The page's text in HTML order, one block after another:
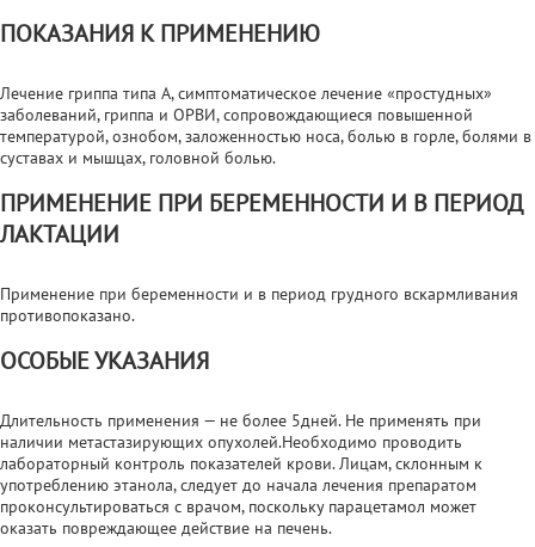
ПОКАЗАНИЯ К ПРИМЕНЕНИЮ
Лечение гриппа типа А, симптоматическое лечение «простудных»
заболеваний, гриппа и ОРВИ, сопровождающиеся повышенной
температурой, ознобом, заложенностью носа, болью в горле, болями в
суставах и мышцах, головной болью.
ПРИМЕНЕНИЕ ПРИ БЕРЕМЕННОСТИ И В ПЕРИОД
ЛАКТАЦИИ
Применение при беременности и в период грудного вскармливания
противопоказано.
ОСОБЫЕ УКАЗАНИЯ
Длительность применения — не более 5дней. Не применять при
наличии метастазирующих опухолей.Необходимо проводить
лабораторный контроль показателей крови. Лицам, склонным к
употреблению этанола, следует до начала лечения препаратом
проконсультироваться с врачом, поскольку парацетамол может
оказать повреждающее действие на печень.